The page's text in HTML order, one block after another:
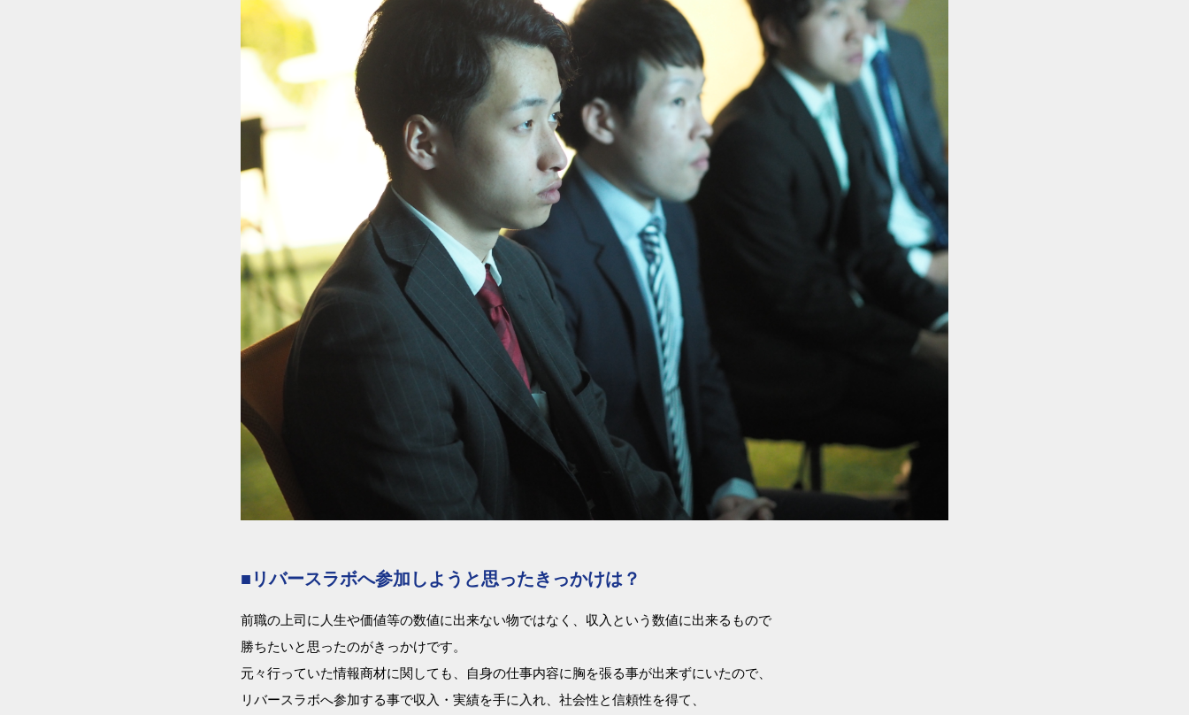
■リバースラボへ参加しようと思ったきっかけは？
前職の上司に人生や価値等の数値に出来ない物ではなく、収入という数値に出来るもので
勝ちたいと思ったのがきっかけです。
元々行っていた情報商材に関しても、自身の仕事内容に胸を張る事が出来ずにいたので、
リバースラボへ参加する事で収入・実績を手に入れ、社会性と信頼性を得て、